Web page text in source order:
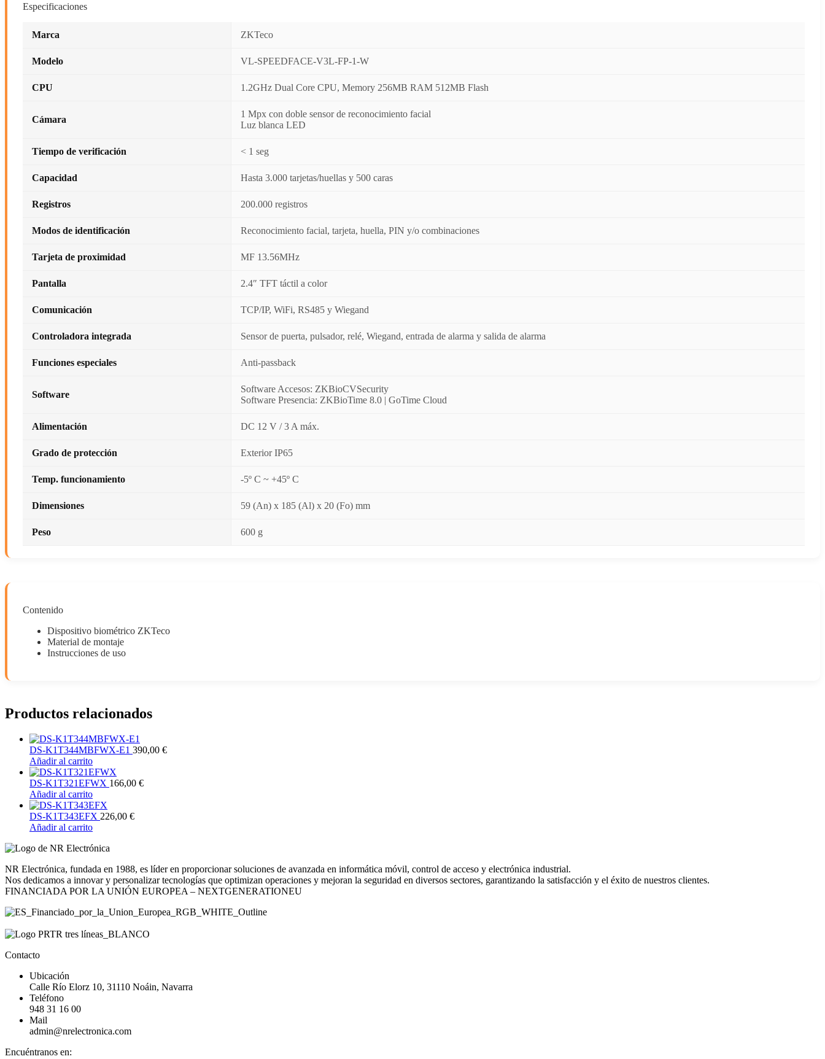
Especificaciones
Marca ZKTeco
Modelo VL-SPEEDFACE-V3L-FP-1-W
CPU 1.2GHz Dual Core CPU, Memory 256MB RAM 512MB Flash
Cámara
1 Mpx con doble sensor de reconocimiento facial
Luz blanca LED
Tiempo de verificación < 1 seg
Capacidad Hasta 3.000 tarjetas/huellas y 500 caras
Registros 200.000 registros
Modos de identificación Reconocimiento facial, tarjeta, huella, PIN y/o combinaciones
Tarjeta de proximidad MF 13.56MHz
Pantalla 2.4″ TFT táctil a color
Comunicación TCP/IP, WiFi, RS485 y Wiegand
Controladora integrada Sensor de puerta, pulsador, relé, Wiegand, entrada de alarma y salida de alarma
Funciones especiales Anti-passback
Software
Software Accesos: ZKBioCVSecurity
Software Presencia: ZKBioTime 8.0 | GoTime Cloud
Alimentación DC 12 V / 3 A máx.
Grado de protección Exterior IP65
Temp. funcionamiento -5º C ~ +45º C
Dimensiones 59 (An) x 185 (Al) x 20 (Fo) mm
Peso 600 g
Contenido
Dispositivo biométrico ZKTeco
Material de montaje
Instrucciones de uso
Productos relacionados
DS-K1T344MBFWX-E1 390,00 €
Añadir al carrito
DS-K1T321EFWX 166,00 €
Añadir al carrito
DS-K1T343EFX 226,00 €
Añadir al carrito
NR Electrónica, fundada en 1988, es líder en proporcionar soluciones de avanzada en informática móvil, control de acceso y electrónica industrial.
Nos dedicamos a innovar y personalizar tecnologías que optimizan operaciones y mejoran la seguridad en diversos sectores, garantizando la satisfacción y el éxito de nuestros clientes.
FINANCIADA POR LA UNIÓN EUROPEA – NEXTGENERATIONEU
Contacto
Ubicación
Calle Río Elorz 10, 31110 Noáin, Navarra
Teléfono
948 31 16 00
Mail
admin@nrelectronica.com
Encuéntranos en: